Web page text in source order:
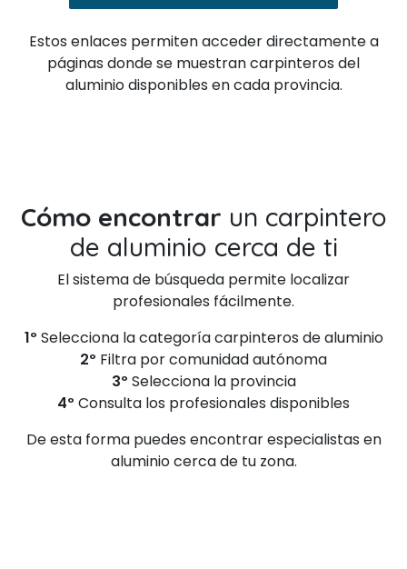
Estos enlaces permiten acceder directamente a
páginas donde se muestran carpinteros del
aluminio disponibles en cada provincia.
Cómo encontrar un carpintero
de aluminio cerca de ti
El sistema de búsqueda permite localizar
profesionales fácilmente.
1º Selecciona la categoría carpinteros de aluminio
2º Filtra por comunidad autónoma
3º Selecciona la provincia
4º Consulta los profesionales disponibles
De esta forma puedes encontrar especialistas en
aluminio cerca de tu zona.